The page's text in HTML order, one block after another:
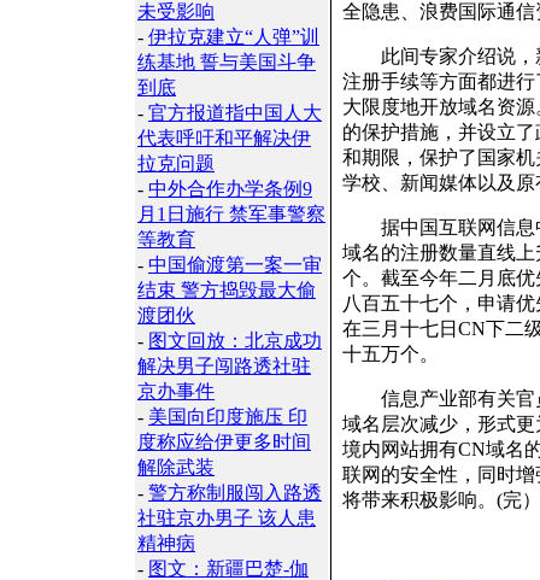
未受影响
- 伊拉克建立“人弹”训
练基地 誓与美国斗争
到底
- 官方报道指中国人大
代表呼吁和平解决伊
拉克问题
- 中外合作办学条例9
月1日施行 禁军事警察
等教育
- 中国偷渡第一案一审
结束 警方捣毁最大偷
渡团伙
- 图文回放：北京成功
解决男子闯路透社驻
京办事件
- 美国向印度施压 印
度称应给伊更多时间
解除武装
- 警方称制服闯入路透
社驻京办男子 该人患
精神病
- 图文：新疆巴楚-伽
全隐患、浪费国际通信
此间专家介绍说，
注册手续等方面都进
大限度地开放域名资
的保护措施，并设立
和期限，保护了国家
学校、新闻媒体以及
据中国互联网信息
域名的注册数量直线
个。截至今年二月底
八百五十七个，申请
在三月十七日CN下二
十五万个。
信息产业部有关官
域名层次减少，形式
境内网站拥有CN域名
联网的安全性，同时
将带来积极影响。(完）